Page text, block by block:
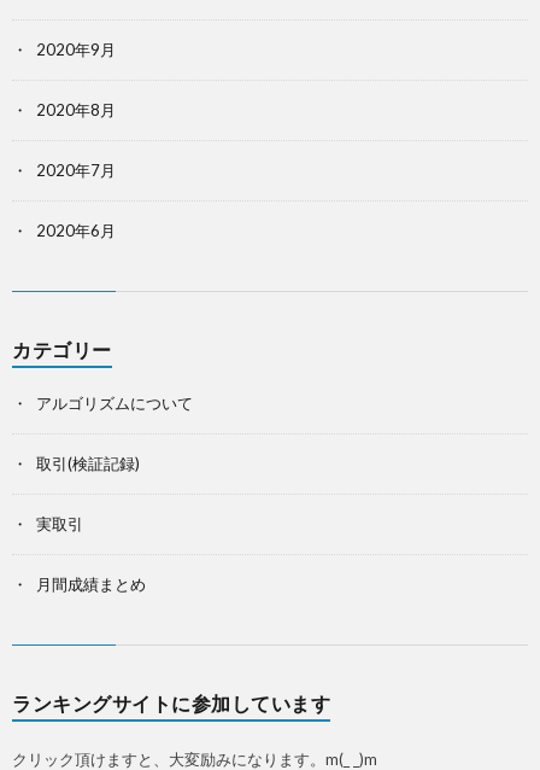
2020年9月
2020年8月
2020年7月
2020年6月
カテゴリー
アルゴリズムについて
取引(検証記録)
実取引
月間成績まとめ
ランキングサイトに参加しています
クリック頂けますと、大変励みになります。m(_ _)m